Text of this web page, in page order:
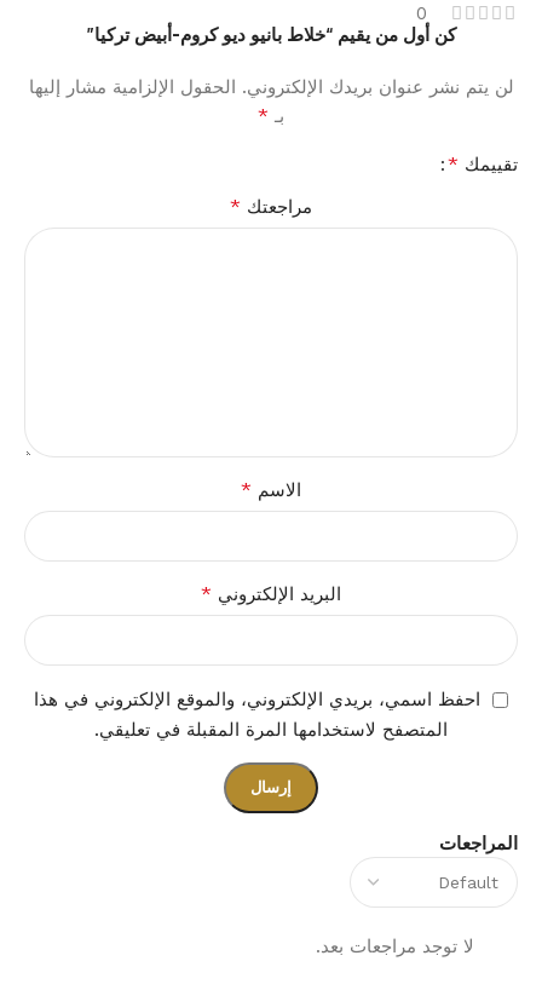
0
المراجعات
لا توجد مراجعات بعد.
كن أول من يقيم “خلاط بانيو ديو كروم-أبيض تركيا”
لن يتم نشر عنوان بريدك الإلكتروني. الحقول الإلزامية مشار إليها
بـ *
تقييمك *
مراجعتك *
الاسم *
البريد الإلكتروني *
احفظ اسمي، بريدي الإلكتروني، والموقع الإلكتروني في هذا
المتصفح لاستخدامها المرة المقبلة في تعليقي.